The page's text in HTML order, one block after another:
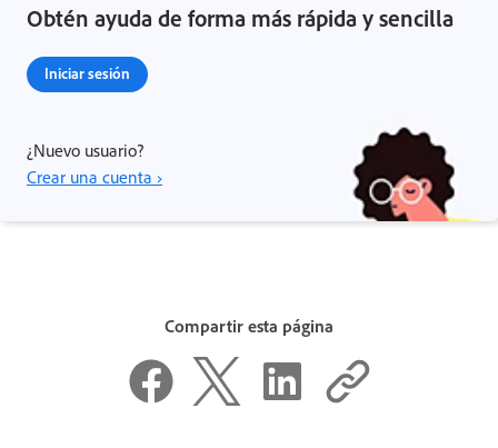
Obtén ayuda de forma más rápida y sencilla
Iniciar sesión
¿Nuevo usuario?
Crear una cuenta ›
Compartir esta página